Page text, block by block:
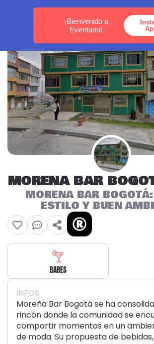
MEDELLÍN - BOGOTÁ -
MORENA BAR
MORENA BAR
ESTILO Y BUEN
BARES
INFOS
Moreña Bar Bogotá se ha
rincón donde la comunidad se
compartir momentos en un
de moda. Su propuesta de
¡Bienvenido a
Eventario!